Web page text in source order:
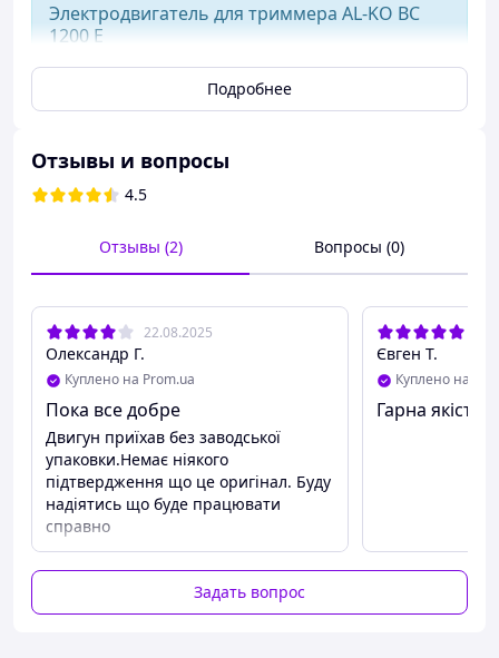
Электродвигатель для триммера AL-KO BC
1200 E
Применяется в моделях электрических кос АЛКО: BC
Подробнее
Отзывы и вопросы
4.5
Отзывы (2) Вопросы (0)
22.08.2025
Олександр Г.
Куплено на Prom.ua
Пока все добре
Двигун приїхав без заводської
упаковки.Немає ніякого
підтвердження що це оригінал. Буду
надіятись що буде працювати
справно
Євген Т.
Куплено на
Гарна якість
Задать вопрос